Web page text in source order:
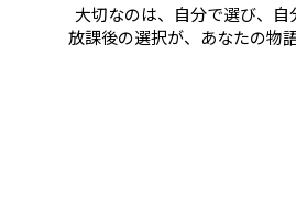
大切なのは、自分で選び、自
放課後の選択が、あなたの物